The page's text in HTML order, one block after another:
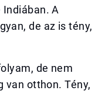
A
de az is tény,
de nem
van otthon. Tény,